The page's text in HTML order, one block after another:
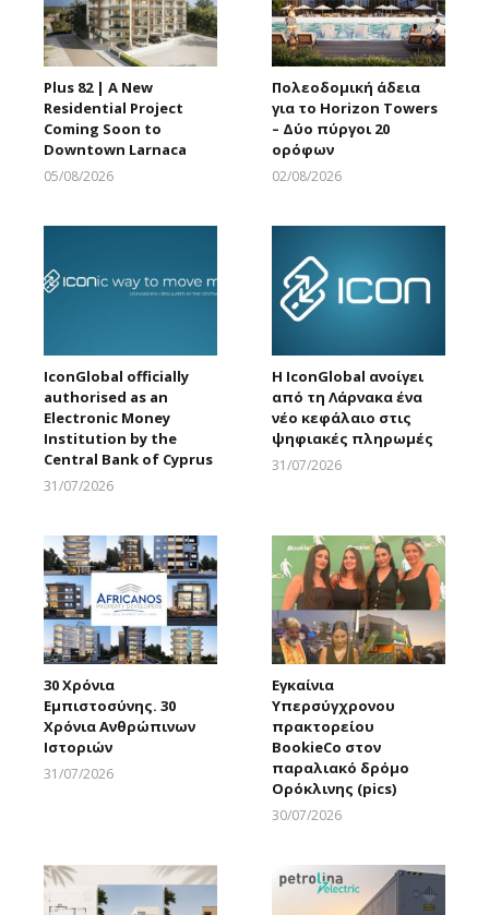
Plus 82 | A New
Residential Project
Coming Soon to
Downtown Larnaca
05/08/2026
Πολεοδομική άδεια
για το Horizon Towers
– Δύο πύργοι 20
ορόφων
02/08/2026
IconGlobal officially
authorised as an
Electronic Money
Institution by the
Central Bank of Cyprus
31/07/2026
Η IconGlobal ανοίγει
από τη Λάρνακα ένα
νέο κεφάλαιο στις
ψηφιακές πληρωμές
31/07/2026
30 Χρόνια
Εμπιστοσύνης. 30
Χρόνια Ανθρώπινων
Ιστοριών
31/07/2026
Εγκαίνια
Υπερσύγχρονου
πρακτορείου
BookieCo στον
παραλιακό δρόμο
Ορόκλινης (pics)
30/07/2026